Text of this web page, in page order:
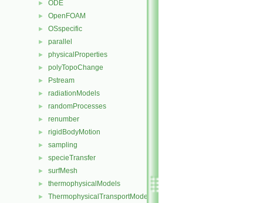
► ODE
► OpenFOAM
► OSspecific
► parallel
► physicalProperties
► polyTopoChange
► Pstream
► radiationModels
► randomProcesses
► renumber
► rigidBodyMotion
► sampling
► specieTransfer
► surfMesh
► thermophysicalModels
► ThermophysicalTransportModels